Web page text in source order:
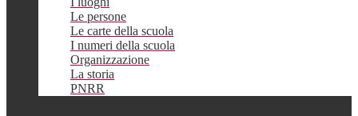
Le persone
Le carte della scuola
I numeri della scuola
Organizzazione
La storia
PNRR